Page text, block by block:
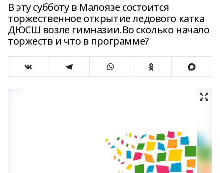
В эту субботу в Малоязе состоится
торжественное открытие ледового катка
ДЮСШ возле гимназии.Во сколько начало
торжеств и что в программе?